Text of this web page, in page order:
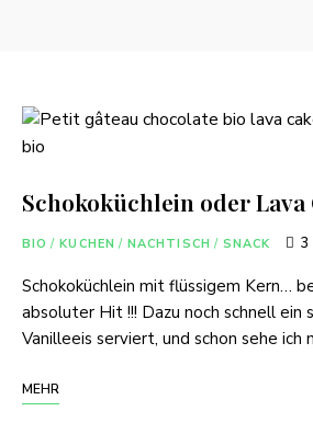
Schokoküchlein oder Lava
BIO / KUCHEN / NACHTISCH / SNACK 3
Schokoküchlein mit flüssigem Kern…
absoluter Hit !!! Dazu noch schnell ein
Vanilleeis serviert, und schon sehe ich
MEHR